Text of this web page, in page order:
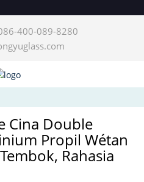
400-089-8280
Cina Double
Propil Wétan
Rahasia